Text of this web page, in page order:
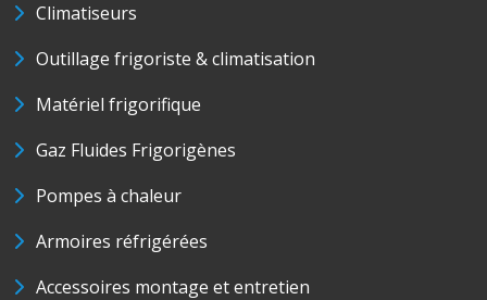
Climatiseurs
Outillage frigoriste & climatisation
Matériel frigorifique
Gaz Fluides Frigorigènes
Pompes à chaleur
Armoires réfrigérées
Accessoires montage et entretien